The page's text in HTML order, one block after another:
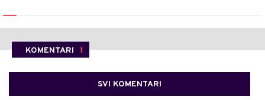
KOMENTARI 1
SVI KOMENTARI